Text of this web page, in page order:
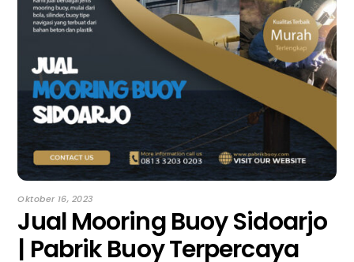
Oktober 16, 2023
Jual Mooring Buoy Sidoarjo
| Pabrik Buoy Terpercaya